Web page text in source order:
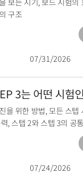
구조
07/31/2026
3는 어떤 시험
을 위한 방법, 모든 스텝
, 스텝 2와 스텝 3의 공
07/24/2026